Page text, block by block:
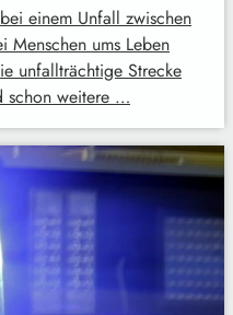
einem Unfall zwischen
Menschen ums Leben
unfallträchtige Strecke
schon weitere …